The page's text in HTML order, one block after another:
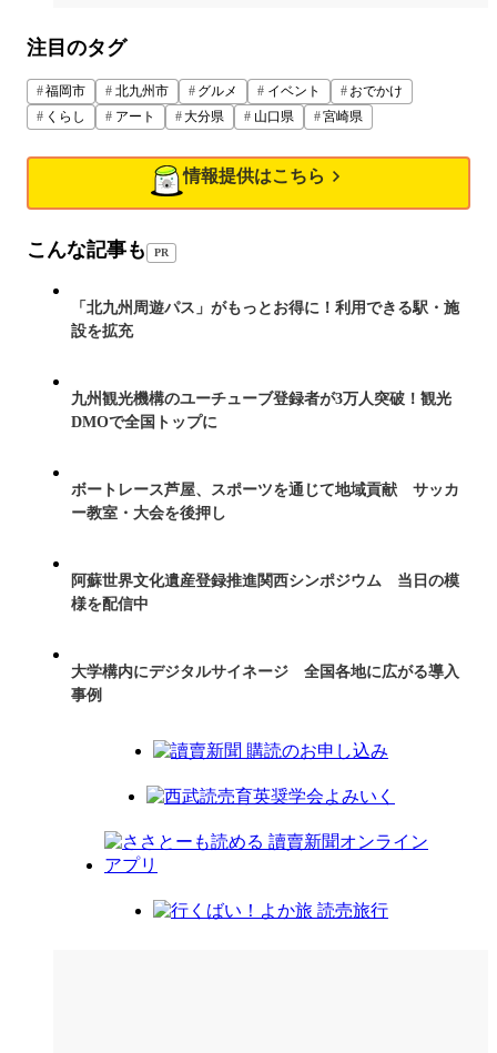
注目のタグ
福岡市 北九州市 グルメ イベント
おでかけ
くらし
アート 大分県 山口県 宮崎県
情報提供はこちら
こんな記事も PR
「北九州周遊パス」がもっとお得に！利用できる駅・施
設を拡充
九州観光機構のユーチューブ登録者が3万人突破！観光
DMOで全国トップに
ボートレース芦屋、スポーツを通じて地域貢献 サッカ
ー教室・大会を後押し
阿蘇世界文化遺産登録推進関西シンポジウム 当日の模
様を配信中
大学構内にデジタルサイネージ 全国各地に広がる導入
事例